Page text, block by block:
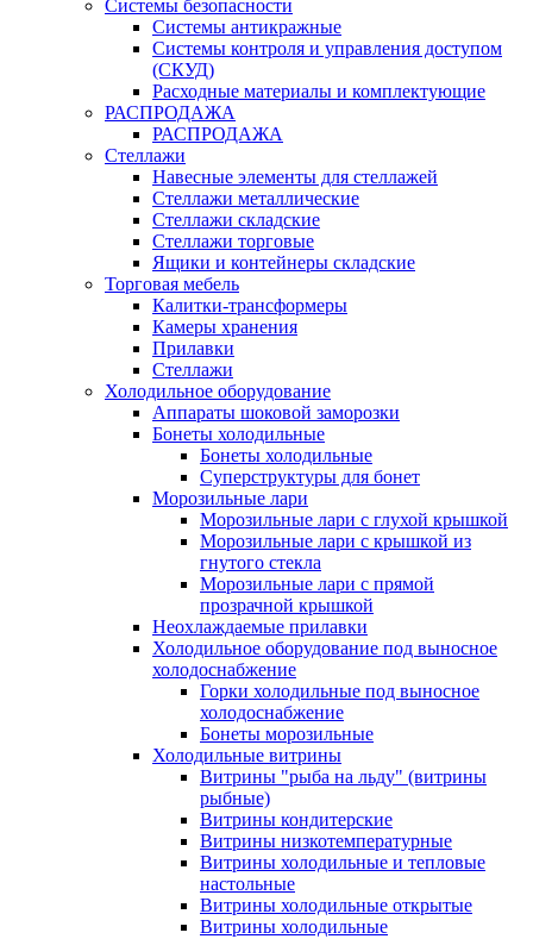
Системы безопасности
Системы антикражные
Системы контроля и управления доступом
(СКУД)
Расходные материалы и комплектующие
РАСПРОДАЖА
РАСПРОДАЖА
Стеллажи
Навесные элементы для стеллажей
Стеллажи металлические
Стеллажи складские
Стеллажи торговые
Ящики и контейнеры складские
Торговая мебель
Калитки-трансформеры
Камеры хранения
Прилавки
Стеллажи
Холодильное оборудование
Аппараты шоковой заморозки
Бонеты холодильные
Бонеты холодильные
Суперструктуры для бонет
Морозильные лари
Морозильные лари с глухой крышкой
Морозильные лари с крышкой из
гнутого стекла
Морозильные лари с прямой
прозрачной крышкой
Неохлаждаемые прилавки
Холодильное оборудование под выносное
холодоснабжение
Горки холодильные под выносное
холодоснабжение
Бонеты морозильные
Холодильные витрины
Витрины "рыба на льду" (витрины
рыбные)
Витрины кондитерские
Витрины низкотемпературные
Витрины холодильные и тепловые
настольные
Витрины холодильные открытые
Витрины холодильные